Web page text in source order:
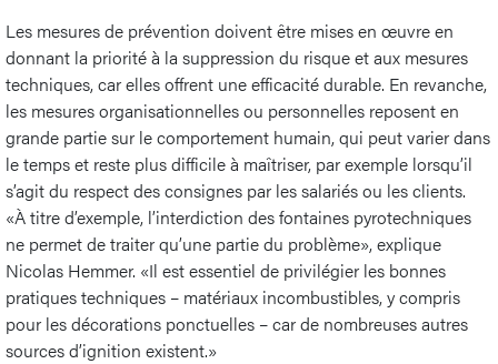
Les mesures de prévention doivent être mises en œuvre en
donnant la priorité à la suppression du risque et aux mesures
techniques, car elles offrent une efficacité durable. En revanche,
les mesures organisationnelles ou personnelles reposent en
grande partie sur le comportement humain, qui peut varier dans
le temps et reste plus difficile à maîtriser, par exemple lorsqu’il
s’agit du respect des consignes par les salariés ou les clients.
«À titre d’exemple, l’interdiction des fontaines pyrotechniques
ne permet de traiter qu’une partie du problème», explique
Nicolas Hemmer. «Il est essentiel de privilégier les bonnes
pratiques techniques – matériaux incombustibles, y compris
pour les décorations ponctuelles – car de nombreuses autres
sources d’ignition existent.»